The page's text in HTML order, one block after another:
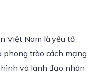
Việt Nam là yếu tố
trào cách mạng.
và lãnh đạo nhân